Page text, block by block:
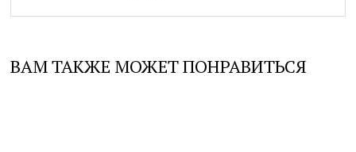
ВАМ ТАКЖЕ МОЖЕТ ПОНРАВИТЬСЯ